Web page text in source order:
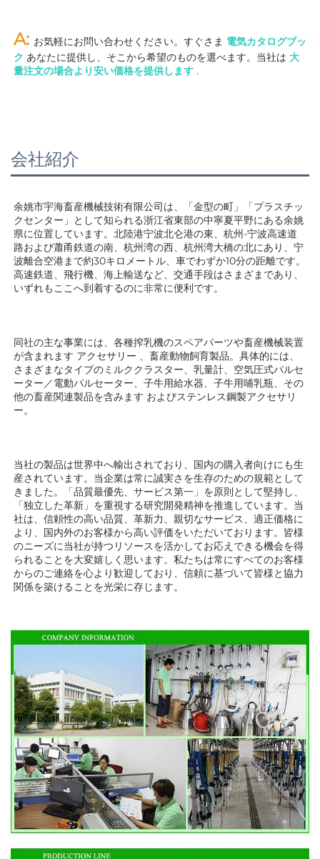
A: お気軽にお問い合わせください。すぐさま 電気カタログブッ
ク あなたに提供し、そこから希望のものを選べます。当社は 大
量注文の場合より安い価格を提供します .
会社紹介
余姚市宇海畜産機械技術有限公司は、「金型の町」「プラスチッ
クセンター」として知られる浙江省東部の中寧夏平野にある余姚
県に位置しています。北陸港宁波北仑港の東、杭州-宁波高速道
路および蕭甬鉄道の南、杭州湾の西、杭州湾大橋の北にあり、宁
波離合空港まで約30キロメートル、車でわずか10分の距離です。
高速鉄道、飛行機、海上輸送など、交通手段はさまざまであり、
いずれもここへ到着するのに非常に便利です。
同社の主な事業には、各種搾乳機のスペアパーツや畜産機械装置
が含まれます アクセサリー 、畜産動物飼育製品。具体的には、
さまざまなタイプのミルククラスター、乳量計、空気圧式パルセ
ーター／電動パルセーター、子牛用給水器、子牛用哺乳瓶、その
他の畜産関連製品を含みます およびステンレス鋼製アクセサリ
ー。
当社の製品は世界中へ輸出されており、国内の購入者向けにも生
産されています。当企業は常に誠実さを生存のための規範として
きました。「品質最優先、サービス第一」を原則として堅持し、
「独立した革新」を重視する研究開発精神を推進しています。当
社は、信頼性の高い品質、革新力、親切なサービス、適正価格に
より、国内外のお客様から高い評価をいただいております。皆様
のニーズに当社が持つリソースを活かしてお応えできる機会を得
られることを大変嬉しく思います。私たちは常にすべてのお客様
からのご連絡を心より歓迎しており、信頼に基づいて皆様と協力
関係を築けることを光栄に存じます。